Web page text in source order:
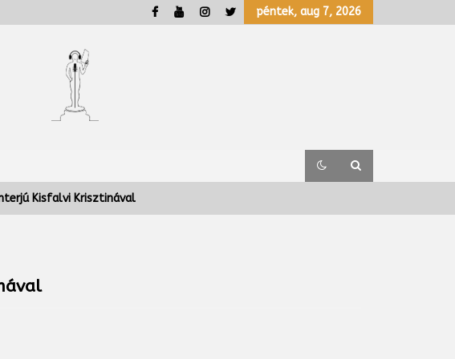
péntek, aug 7, 2026
Kisfalvi Krisztinával